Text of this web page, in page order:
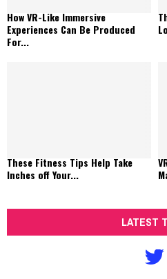
How VR-Like Immersive
Experiences Can Be Produced
For...
These Fitness Tips Help Take
Inches off Your...
LATEST